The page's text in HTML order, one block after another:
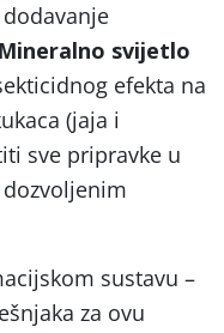
svijetlo
efekta na
(jaja i
sve pripravke u
sustavu –
za ovu